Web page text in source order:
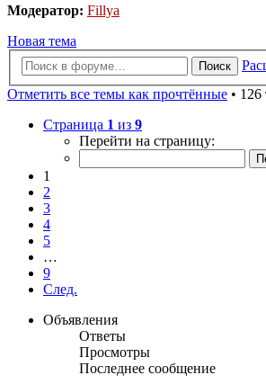
Модератор: Fillya
Новая тема
Поиск
Отметить все темы как прочтённые • 126
Страница 1 из 9
Перейти на страницу:
1
2
3
4
5
…
9
След.
Объявления
Ответы
Просмотры
Последнее сообщение